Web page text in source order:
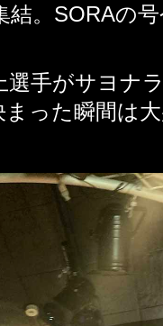
。 SORAの
選手がサヨナ
った瞬間は